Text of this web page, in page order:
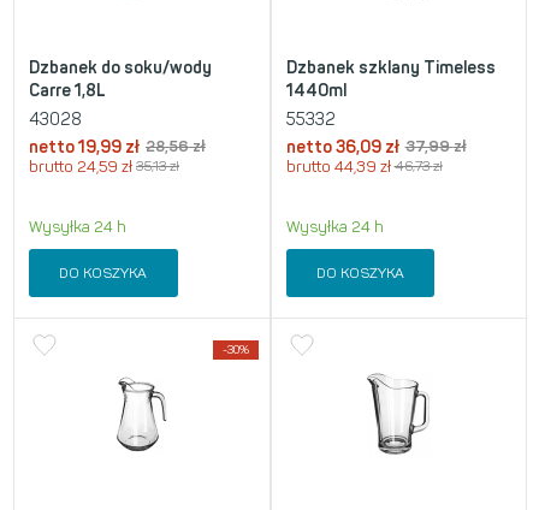
Dzbanek do soku/wody
Carre 1,8L
43028
netto19,99 zł 28,56zł
brutto 24,59 zł 35,13zł
Wysyłka 24 h
DO KOSZYKA
Dzbanek szklany Timeless
1440ml
55332
netto 36,09 zł 37,99zł
brutto 44,39 zł 46,73zł
Wysyłka 24 h
DO KOSZYKA
-30%